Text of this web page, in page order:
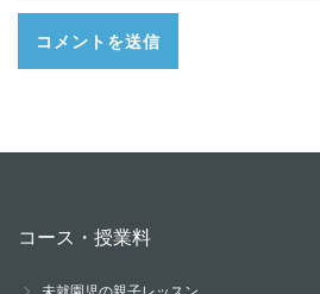
コース・授業料